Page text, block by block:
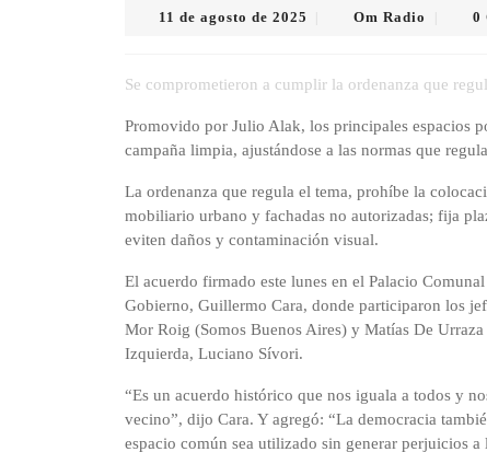
11 de agosto de 2025
de
Om Radio 0
Se comprometieron a cumplir la ordenanza que
Promovido por Julio Alak, los principales espacios
campaña limpia, ajustándose a las normas que
La ordenanza que regula el tema, prohíbe la
mobiliario urbano y fachadas no autorizadas; fija
eviten daños y contaminación visual.
El acuerdo firmado este lunes en el Palacio
Gobierno, Guillermo Cara, donde participaron los
Mor Roig (Somos Buenos Aires) y Matías De
Izquierda, Luciano Sívori.
“Es un acuerdo histórico que nos iguala a todos y
vecino”, dijo Cara. Y agregó: “La democracia
espacio común sea utilizado sin generar perjuicios a